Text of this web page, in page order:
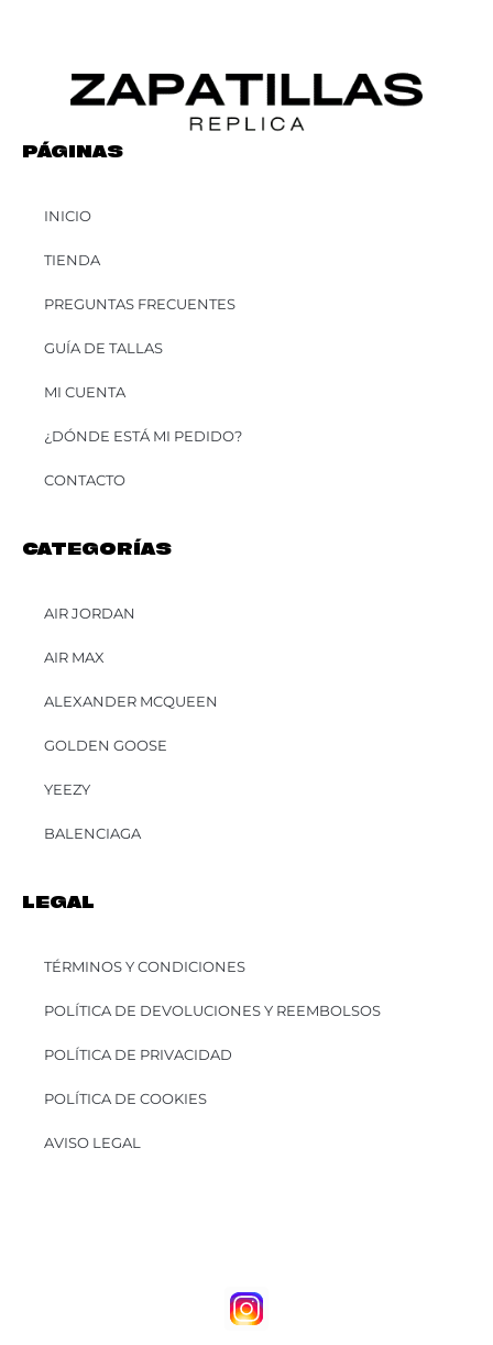
PÁGINAS
INICIO
TIENDA
PREGUNTAS FRECUENTES
GUÍA DE TALLAS
MI CUENTA
¿DÓNDE ESTÁ MI PEDIDO?
CONTACTO
CATEGORÍAS
AIR JORDAN
AIR MAX
ALEXANDER MCQUEEN
GOLDEN GOOSE
YEEZY
BALENCIAGA
LEGAL
TÉRMINOS Y CONDICIONES
POLÍTICA DE DEVOLUCIONES Y REEMBOLSOS
POLÍTICA DE PRIVACIDAD
POLÍTICA DE COOKIES
AVISO LEGAL